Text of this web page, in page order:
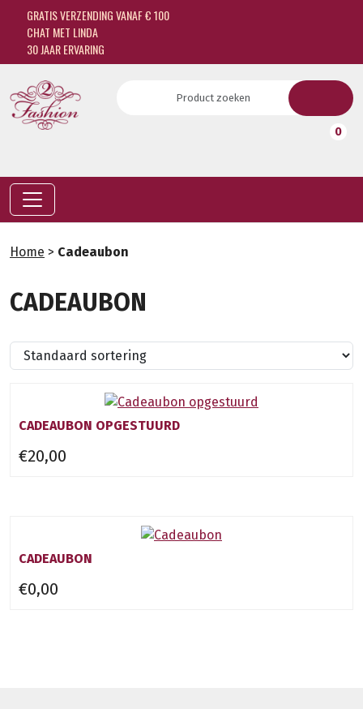
GRATIS VERZENDING VANAF € 100
CHAT MET LINDA
30 JAAR ERVARING
0
Home > Cadeaubon
CADEAUBON
CADEAUBON OPGESTUURD
€20,00
CADEAUBON
€0,00